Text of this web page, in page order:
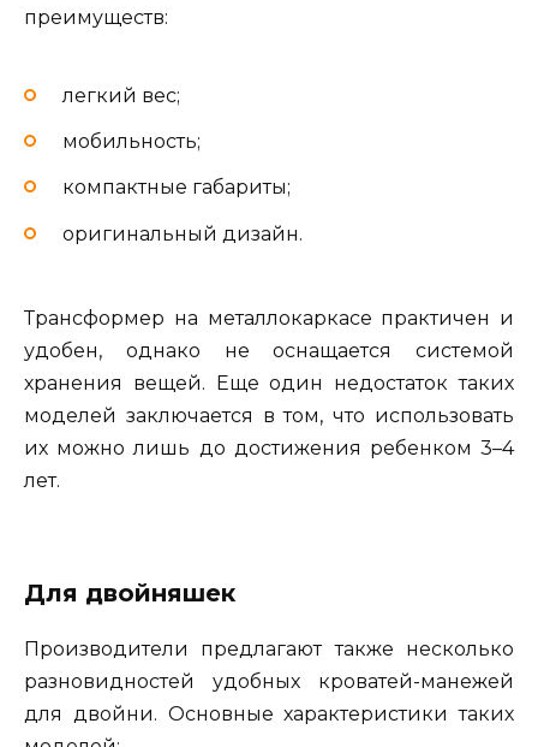
преимуществ:
легкий вес;
мобильность;
компактные габариты;
оригинальный дизайн.
Трансформер на металлокаркасе практичен и
удобен, однако не оснащается системой
хранения вещей. Еще один недостаток таких
моделей заключается в том, что использовать
их можно лишь до достижения ребенком 3–4
лет.
Для двойняшек
Производители предлагают также несколько
разновидностей удобных кроватей-манежей
для двойни. Основные характеристики таких